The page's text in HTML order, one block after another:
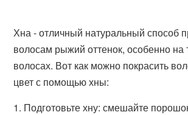
Хна - отличный натуральный способ
волосам рыжий оттенок, особенно
волосах. Вот как можно покрасить
цвет с помощью хны:
1. Подготовьте хну: смешайте